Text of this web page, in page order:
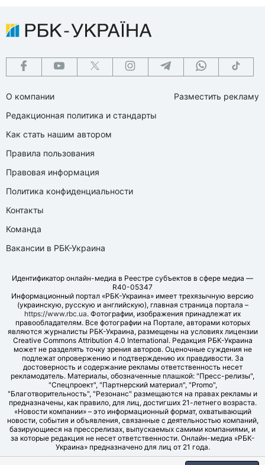
О компании
Редакционная политика и стандарты
Как стать нашим автором
Правила пользования
Правовая информация
Политика конфиденциальности
Контакты
Команда
Вакансии в РБК-Украина
Разместить рекламу
Идентификатор онлайн-медиа в Реестре субъектов в сфере медиа —
R40-05347
Информационный портал «РБК-Украина» имеет трехязычную версию
(украинскую, русскую и английскую), главная страница портала –
https://www.rbc.ua. Фотографии, изображения принадлежат их
правообладателям. Все фотографии на Портале, авторами которых
являются журналисты РБК-Украина, размещены на условиях лицензии
Creative Commons Attribution 4.0 International. Редакция РБК-Украина
может не разделять точку зрения авторов. Оценочные суждения не
подлежат опровержению и подтверждению их правдивости. За
достоверность и содержание рекламы ответственность несет
рекламодатель. Материалы, обозначенные плашкой: "Пресс-релизы",
"Спецпроект", "Партнерский материал", "Promo",
"Благотворительность", "Резонанс" размещаются на правах рекламы и
предназначены, как правило, для лиц, достигших 21-летнего возраста.
«Новости компании» – это информационный формат, охватывающий
новости, события и объявления, связанные с деятельностью компаний,
базирующиеся на прессрелизах, выпускаемых самими компаниями, и
за которые редакция не несет ответственности. Онлайн-медиа «РБК-
Украина» предназначено для лиц от 21 года.